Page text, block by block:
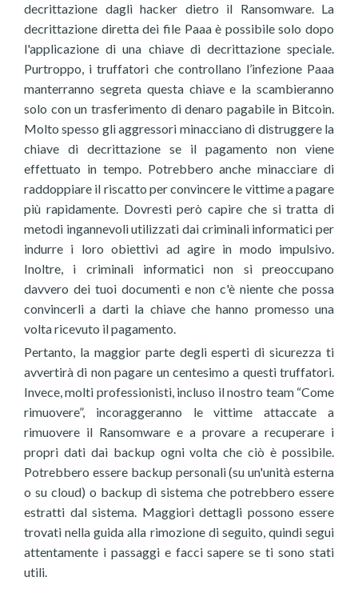
decrittazione dagli hacker dietro il Ransomware. La
decrittazione diretta dei file Paaa è possibile solo dopo
l'applicazione di una chiave di decrittazione speciale.
Purtroppo, i truffatori che controllano l’infezione Paaa
manterranno segreta questa chiave e la scambieranno
solo con un trasferimento di denaro pagabile in Bitcoin.
Molto spesso gli aggressori minacciano di distruggere la
chiave di decrittazione se il pagamento non viene
effettuato in tempo. Potrebbero anche minacciare di
raddoppiare il riscatto per convincere le vittime a pagare
più rapidamente. Dovresti però capire che si tratta di
metodi ingannevoli utilizzati dai criminali informatici per
indurre i loro obiettivi ad agire in modo impulsivo.
Inoltre, i criminali informatici non si preoccupano
davvero dei tuoi documenti e non c'è niente che possa
convincerli a darti la chiave che hanno promesso una
volta ricevuto il pagamento.
Pertanto, la maggior parte degli esperti di sicurezza ti
avvertirà di non pagare un centesimo a questi truffatori.
Invece, molti professionisti, incluso il nostro team “Come
rimuovere”, incoraggeranno le vittime attaccate a
rimuovere il Ransomware e a provare a recuperare i
propri dati dai backup ogni volta che ciò è possibile.
Potrebbero essere backup personali (su un'unità esterna
o su cloud) o backup di sistema che potrebbero essere
estratti dal sistema. Maggiori dettagli possono essere
trovati nella guida alla rimozione di seguito, quindi segui
attentamente i passaggi e facci sapere se ti sono stati
utili.